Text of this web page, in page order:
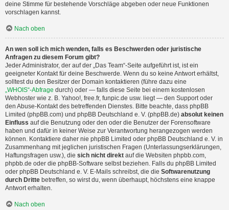
deine Stimme für bestehende Vorschläge abgeben oder neue Funktionen
vorschlagen kannst.
Nach oben
An wen soll ich mich wenden, falls es Beschwerden oder juristische
Anfragen zu diesem Forum gibt?
Jeder Administrator, der auf der „Das Team“-Seite aufgeführt ist, ist ein
geeigneter Kontakt für deine Beschwerde. Wenn du so keine Antwort erhältst,
solltest du den Besitzer der Domain kontaktieren (führe dazu eine
„WHOIS“-Abfrage durch) oder — falls diese Seite bei einem kostenlosen
Webhoster wie z. B. Yahoo!, free.fr, funpic.de usw. liegt — den Support oder
den Abuse-Kontakt des betreffenden Dienstes. Bitte beachte, dass phpBB
Limited (phpBB.com) und phpBB Deutschland e. V. (phpBB.de) absolut keinen
Einfluss auf die Benutzung oder den oder die Benutzer der Forensoftware
haben und dafür in keiner Weise zur Verantwortung herangezogen werden
können. Kontaktiere daher nie phpBB Limited oder phpBB Deutschland e. V. in
Zusammenhang mit jeglichen juristischen Fragen (Unterlassungserklärungen,
Haftungsfragen usw.), die sich nicht direkt auf die Websiten phpbb.com,
phpbb.de oder die phpBB-Software selbst beziehen. Falls du phpBB Limited
oder phpBB Deutschland e. V. E-Mails schreibst, die die Softwarenutzung
durch Dritte betreffen, so wirst du, wenn überhaupt, höchstens eine knappe
Antwort erhalten.
Nach oben